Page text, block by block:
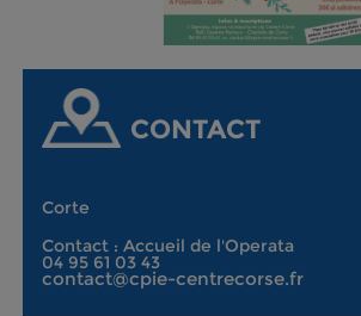
CONTACT
Corte
Contact : Accueil de l'Operata
04 95 61 03 43
contact@cpie-centrecorse.fr